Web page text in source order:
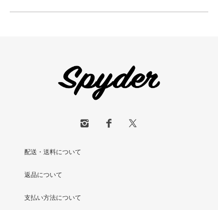
配送・送料について
返品について
支払い方法について